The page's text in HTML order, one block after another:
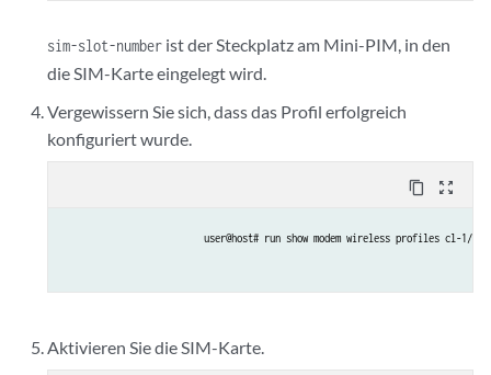
sim-slot-number ist der Steckplatz am Mini-PIM, in den
die SIM-Karte eingelegt wird.
Vergewissern Sie sich, dass das Profil erfolgreich
konfiguriert wurde.
content_copy zoom_out_map
user@host# run show modem wireless profiles cl-1/
Aktivieren Sie die SIM-Karte.